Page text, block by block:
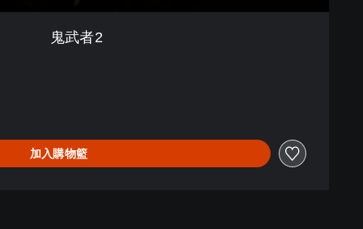
鬼武者2
加入購物籃